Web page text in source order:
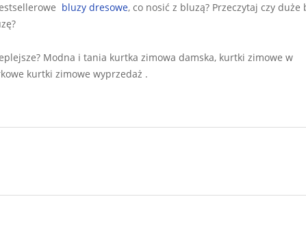
bluzy dresowe, co nosić z bluzą? Przeczytaj czy duże
Modna i tania kurtka zimowa damska, kurtki zimowe w
kurtki zimowe wyprzedaż .